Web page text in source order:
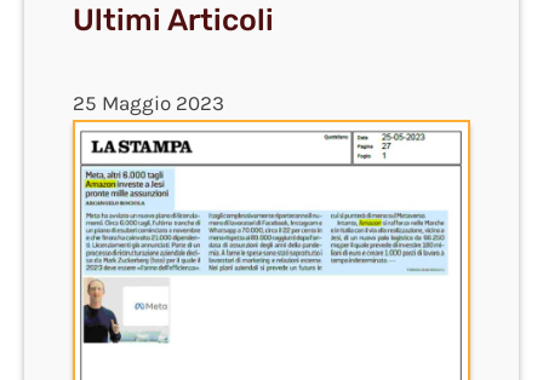
Ultimi Articoli
25 Maggio 2023